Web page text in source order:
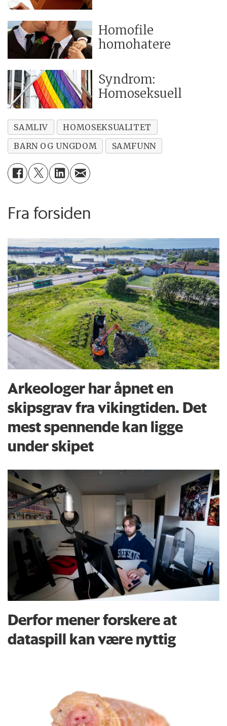
Homofile
homohatere
Syndrom:
Homoseksuell
SAMLIV
HOMOSEKSUALITET
BARN OG UNGDOM
SAMFUNN
Fra forsiden
Arkeologer har åpnet en
skipsgrav fra vikingtiden. Det
mest spennende kan ligge
under skipet
Derfor mener forskere at
dataspill kan være nyttig